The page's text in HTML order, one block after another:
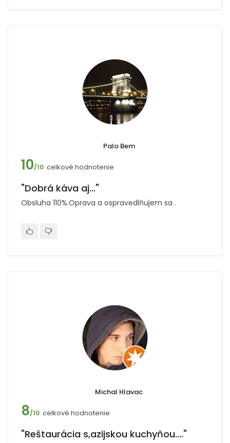
Palo Bem
10/10 celkové hodnotenie
"Dobrá káva aj..."
Obsluha 110%.Oprava a ospravedlňujem sa .
Michal Hlavac
8/10 celkové hodnotenie
"Reštaurácia s,azijskou kuchyňou...."